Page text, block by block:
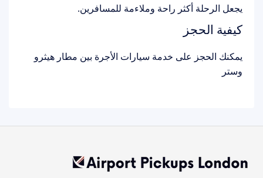
يجعل الرحلة أكثر راحة وملاءمة للمسافرين.
كيفية الحجز
يمكنك الحجز على خدمة سيارات الأجرة بين مطار هيثرو
وستر